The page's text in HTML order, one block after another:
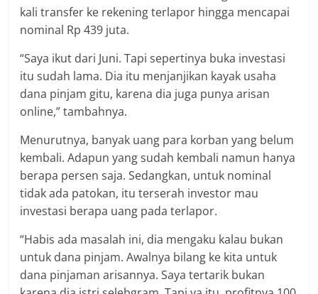
kali transfer ke rekening terlapor hingga mencapai
nominal Rp 439 juta.
“Saya ikut dari Juni. Tapi sepertinya buka investasi
itu sudah lama. Dia itu menjanjikan kayak usaha
dana pinjam gitu, karena dia juga punya arisan
online,” tambahnya.
Menurutnya, banyak uang para korban yang belum
kembali. Adapun yang sudah kembali namun hanya
berapa persen saja. Sedangkan, untuk nominal
tidak ada patokan, itu terserah investor mau
investasi berapa uang pada terlapor.
“Habis ada masalah ini, dia mengaku kalau bukan
untuk dana pinjam. Awalnya bilang ke kita untuk
dana pinjaman arisannya. Saya tertarik bukan